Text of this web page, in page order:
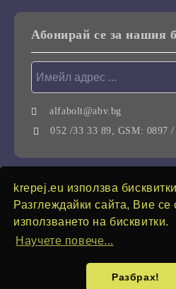
krepej.eu използва
Разглеждайки сайта, Вие се
използването на бисквитки.
Научете повече...
Разбрах!
Абонирай се за нашия
alfabolt@abv.bg
052 /33 33 89, GSM: 0897
Нашият онлайн магазин е